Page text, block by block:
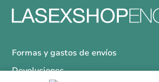
Formas y gastos de envíos
Devoluciones